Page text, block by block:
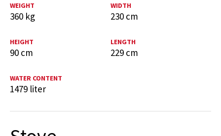
WEIGHT
360 kg
WIDTH
230 cm
HEIGHT
90 cm
LENGTH
229 cm
WATER CONTENT
1479 liter